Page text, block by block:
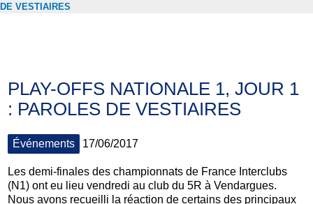
DE VESTIAIRES
PLAY-OFFS NATIONALE 1, JOUR 1
: PAROLES DE VESTIAIRES
Événements 17/06/2017
Les demi-finales des championnats de France Interclubs
(N1) ont eu lieu vendredi au club du 5R à Vendargues.
Nous avons recueilli la réaction de certains des principaux